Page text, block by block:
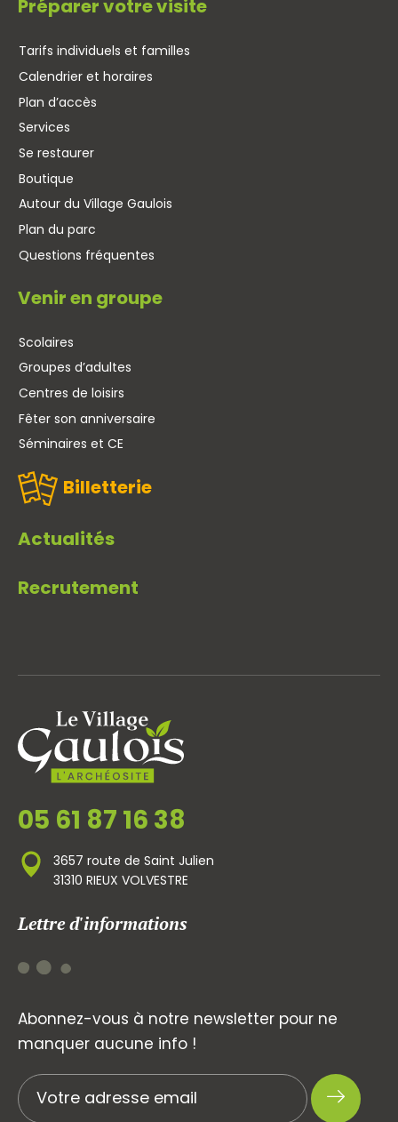
Préparer votre visite
Tarifs individuels et familles
Calendrier et horaires
Plan d’accès
Services
Se restaurer
Boutique
Autour du Village Gaulois
Plan du parc
Questions fréquentes
Venir en groupe
Scolaires
Groupes d’adultes
Centres de loisirs
Fêter son anniversaire
Séminaires et CE
Billetterie
Actualités
Recrutement
05 61 87 16 38
3657 route de Saint Julien
31310 RIEUX VOLVESTRE
Lettre d'informations
Abonnez-vous à notre newsletter pour ne
manquer aucune info !